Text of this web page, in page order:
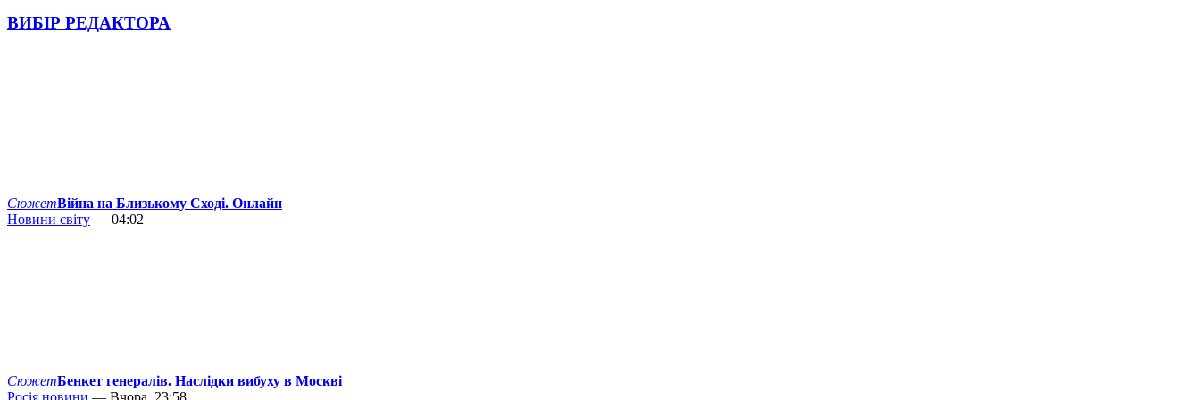
ВИБІР РЕДАКТОРА
СюжетВійна на Близькому Сході. Онлайн
Новини світу — 04:02
СюжетБенкет генералів. Наслідки вибуху в Москві